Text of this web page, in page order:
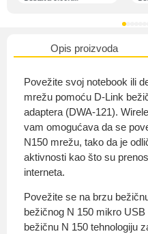
Opis proizvoda
Povežite svoj notebook ili
mrežu pomoću D-Link
adaptera (DWA-121).
vam omogućava da se
N150 mrežu, tako da je
aktivnosti kao što su
interneta.
Povežite se na brzu
bežičnog N 150 mikro
bežičnu N 150 tehnologiju